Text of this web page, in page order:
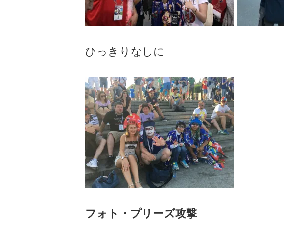
ひっきりなしに
フォト・プリーズ攻撃